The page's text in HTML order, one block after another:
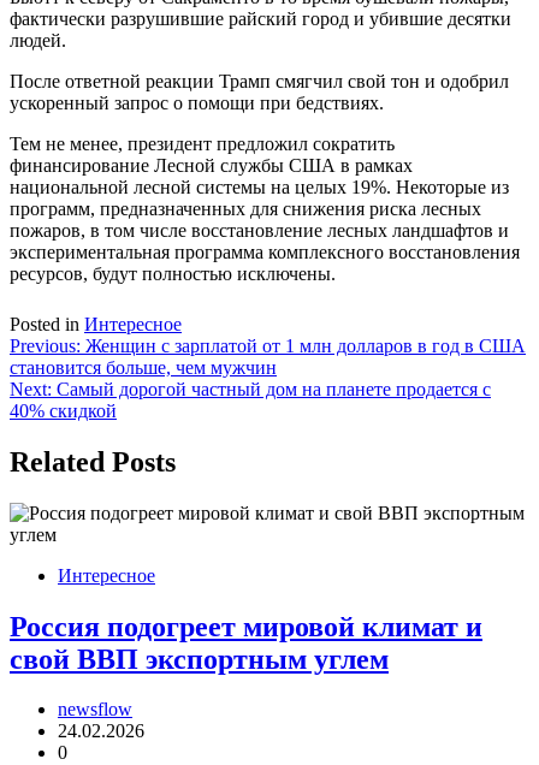
фактически разрушившие райский город и убившие десятки
людей.
После ответной реакции Трамп смягчил свой тон и одобрил
ускоренный запрос о помощи при бедствиях.
Тем не менее, президент предложил сократить
финансирование Лесной службы США в рамках
национальной лесной системы на целых 19%. Некоторые из
программ, предназначенных для снижения риска лесных
пожаров, в том числе восстановление лесных ландшафтов и
экспериментальная программа комплексного восстановления
ресурсов, будут полностью исключены.
Posted in Интересное
Навигация
по
записям
Previous: Женщин с зарплатой от 1 млн долларов в год в США
становится больше, чем мужчин
Next: Самый дорогой частный дом на планете продается с
40% скидкой
Related Posts
Интересное
Россия подогреет мировой климат и
свой ВВП экспортным углем
newsflow
24.02.2026
0